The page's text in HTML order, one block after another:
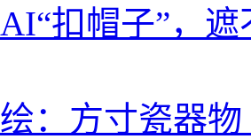
扣帽子”，
：方寸瓷器